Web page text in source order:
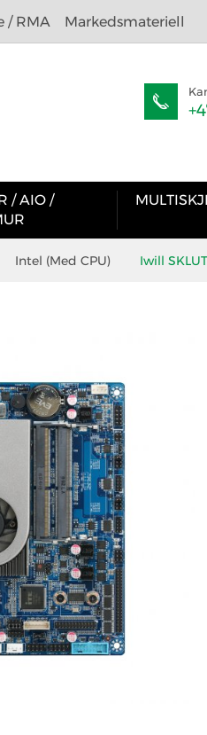
/ RMA Markedsmateriell
/ AIO /
Intel (Med CPU) Iwill